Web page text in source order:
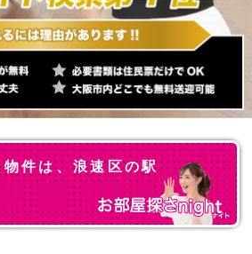
件は、浪速区の駅